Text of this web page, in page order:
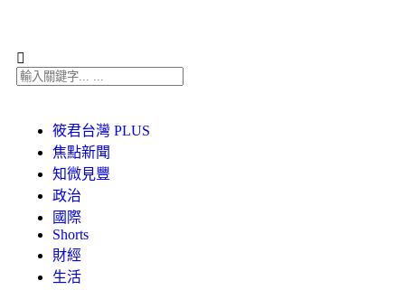
筱君台灣 PLUS
焦點新聞
知微見豐
政治
國際
Shorts
財經
生活